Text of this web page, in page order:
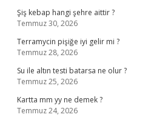
Şiş kebap hangi şehre aittir ?
Temmuz 30, 2026
Terramycin pişiğe iyi gelir mi ?
Temmuz 28, 2026
Su ile altın testi batarsa ne olur ?
Temmuz 25, 2026
Kartta mm yy ne demek ?
Temmuz 24, 2026